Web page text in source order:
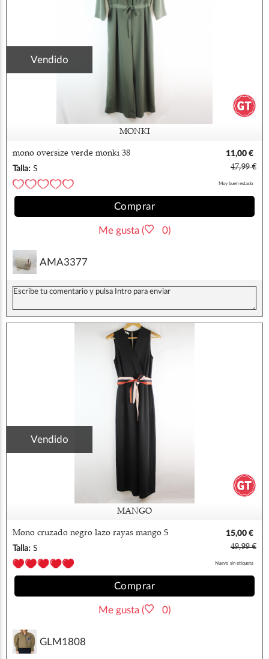
Vendido
MONKI
mono oversize verde monki 38
11,00 €
Talla: S 47,99 €
Muy buen estado
Comprar
Me gusta ( 0)
AMA3377
Vendido
MANGO
Mono cruzado negro lazo rayas mango S
15,00 €
Talla: S 49,99 €
Nuevo sin etiqueta
Comprar
Me gusta ( 0)
GLM1808